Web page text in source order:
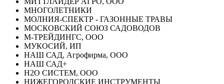
МНОГОЛЕТНИКИ
МОЛНИЯ-СПЕКТР - ГАЗОННЫЕ ТРАВЫ
МОСКОВСКИЙ СОЮЗ САДОВОДОВ
М-ТРЕЙДИНГС, ООО
МУКОСИЙ, ИП
НАШ САД, Агрофирма, ООО
НАШ САД+
Н2О СИСТЕМ, ООО
НИЖЕГОРОДСКИЕ ИНСТРУМЕНТЫ